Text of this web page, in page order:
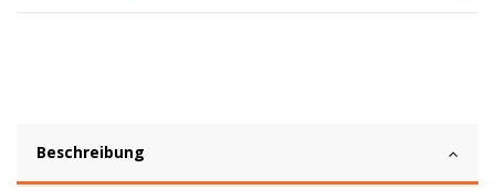
Beschreibung